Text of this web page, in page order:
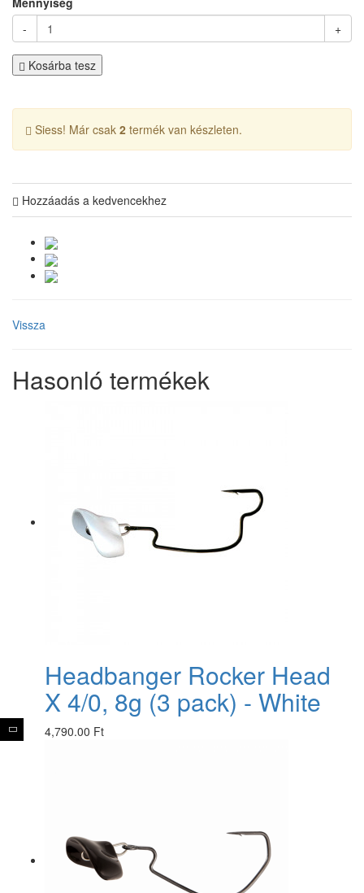
-
+
Kosárba tesz
Siess! Már csak 2 termék van készleten.
Hozzáadás a kedvencekhez
Vissza
Hasonló termékek
Headbanger Rocker Head
X 4/0, 8g (3 pack) - White
4,790.00 Ft